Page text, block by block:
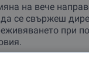
на вече
се свържеш
при